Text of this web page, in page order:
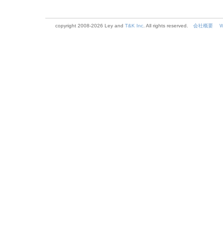
copyright 2008-2026 Ley and T&K Inc . All rights reserved. 会社概要